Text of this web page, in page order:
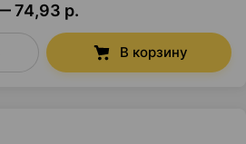
74,93 р.
В корзину